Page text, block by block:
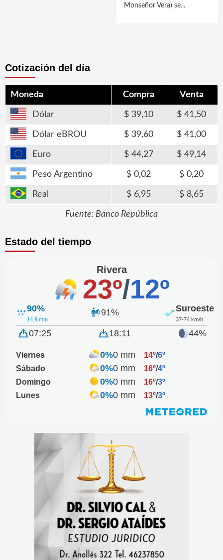
Monseñor Vera) se...
Cotización del día
Moneda Compra Venta
Dólar 39,10 41,50
Dólar eBROU 39,60 41,00
Euro 44,27 49,14
Peso Argentino 0,02 0,20
Real 6,95 8,65
Fuente: Banco República
Estado del tiempo
Rivera
23º/12º
90%
14.9 mm
91% Suroeste
37-74 km/h
07:25 18:11 44%
Viernes 0%0 mm 14º/6º
Sábado
0%0 mm 16º/4º
Domingo
0%0 mm 16º/3º
Lunes
0%0 mm 13º/3º